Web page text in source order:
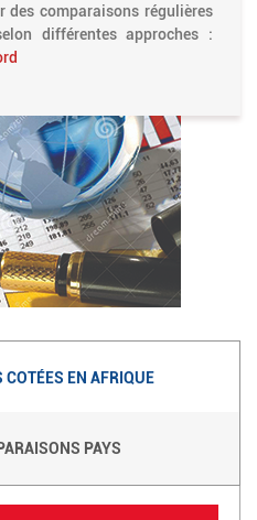
des comparaisons régulières
différentes approches :
COTÉES EN AFRIQUE
PAYS